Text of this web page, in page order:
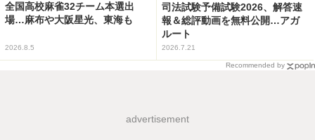
全国高校麻雀32チーム本選出
場…麻布や大阪星光、東海も
2026.8.5
司法試験予備試験2026、解答速
報＆総評動画を無料公開…アガ
ルート
2026.7.21
Recommended by
advertisement